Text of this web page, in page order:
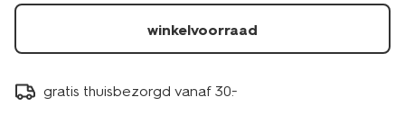
winkelvoorraad
gratis thuisbezorgd vanaf 30.-